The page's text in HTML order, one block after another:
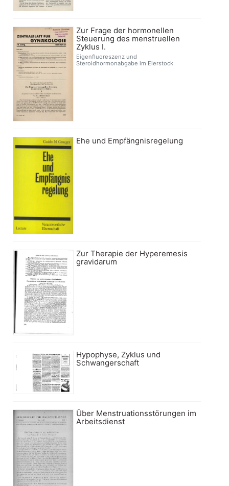
Zur Frage der hormonellen
Steuerung des menstruellen
Zyklus I.
Eigenfluoreszenz und
Steroidhormonabgabe im Eierstock
Ehe und Empfängnisregelung
Zur Therapie der Hyperemesis
gravidarum
Hypophyse, Zyklus und
Schwangerschaft
Über Menstruationsstörungen im
Arbeitsdienst